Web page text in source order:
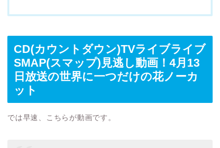
CD(カウントダウン)TVライブライブ
SMAP(スマップ)見逃し動画！4月13
日放送の世界に一つだけの花ノーカ
ット
では早速、こちらが動画です。